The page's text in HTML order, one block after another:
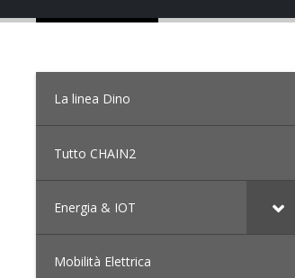
La linea Dino
Tutto CHAIN2
Energia & IOT
Mobilità Elettrica